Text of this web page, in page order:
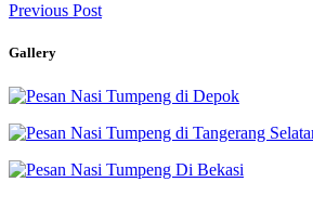
Previous Post
Gallery